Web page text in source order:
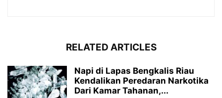
RELATED ARTICLES
Napi di Lapas Bengkalis Riau
Kendalikan Peredaran Narkotika
Dari Kamar Tahanan,...